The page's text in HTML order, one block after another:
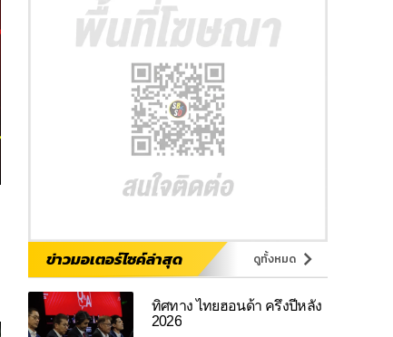
ข่าวมอเตอร์ไซค์ล่าสุด ดูทั้งหมด
ทิศทาง ไทยฮอนด้า ครึ่งปีหลัง
2026